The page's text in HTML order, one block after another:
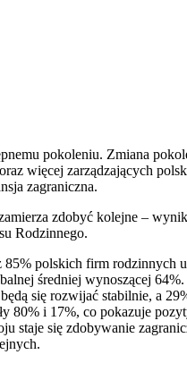
pokoleniu. Zmiana
więcej zarządzających
zagraniczna.
zdobyć kolejne –
Rodzinnego.
polskich firm rodzinnych
średniej wynoszącej
się rozwijać stabilnie, a
80% i 17%, co pokazuje
staje się zdobywanie